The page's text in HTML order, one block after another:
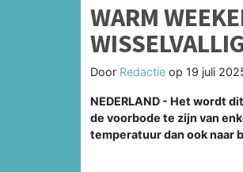
WARM
Door Redactie op 19 juli
NEDERLAND - Het wordt
de voorbode te zijn van
temperatuur dan ook naar